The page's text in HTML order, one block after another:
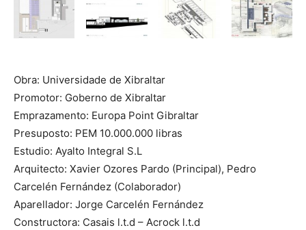
Obra: Universidade de Xibraltar
Promotor: Goberno de Xibraltar
Emprazamento: Europa Point Gibraltar
Presuposto: PEM 10.000.000 libras
Estudio: Ayalto Integral S.L
Arquitecto: Xavier Ozores Pardo (Principal), Pedro
Carcelén Fernández (Colaborador)
Aparellador: Jorge Carcelén Fernández
Constructora: Casais l.t.d – Acrock l.t.d